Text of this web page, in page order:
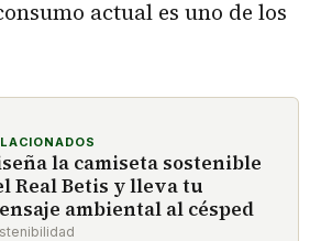
actual es uno de los
la camiseta sostenible
Real Betis y lleva tu
ambiental al césped